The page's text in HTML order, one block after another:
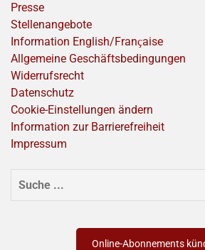
Presse
Stellenangebote
Information English/Franҫaise
Allgemeine Geschäftsbedingungen
Widerrufsrecht
Datenschutz
Cookie-Einstellungen ändern
Information zur Barrierefreiheit
Impressum
SUCHEN
Online-Abonnements